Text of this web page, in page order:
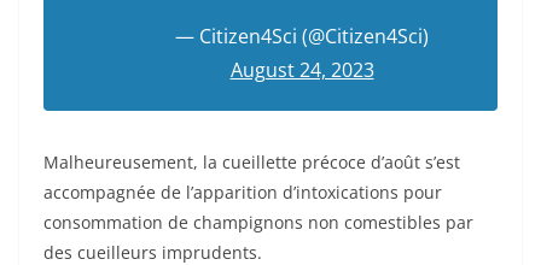
— Citizen4Sci (@Citizen4Sci)
August 24, 2023
Malheureusement, la cueillette précoce d’août s’est
accompagnée de l’apparition d’intoxications pour
consommation de champignons non comestibles par
des cueilleurs imprudents.